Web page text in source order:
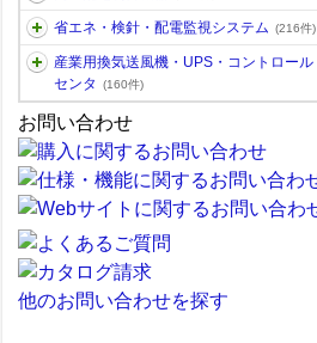
省エネ・検針・配電監視システム (216件)
産業用換気送風機・UPS・コントロール
センタ
(160件)
お問い合わせ
他のお問い合わせを探す